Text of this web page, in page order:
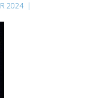
2024 |